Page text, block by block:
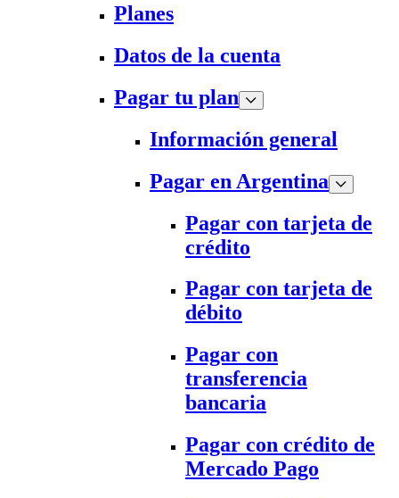
Planes
Datos de la cuenta
Pagar tu plan
Información general
Pagar en Argentina
Pagar con tarjeta de
crédito
Pagar con tarjeta de
débito
Pagar con
transferencia
bancaria
Pagar con crédito de
Mercado Pago